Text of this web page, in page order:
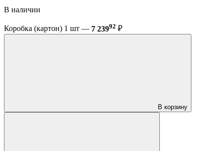
В наличии
Коробка (картон) 1 шт — 7 23992 ₽
В корзину